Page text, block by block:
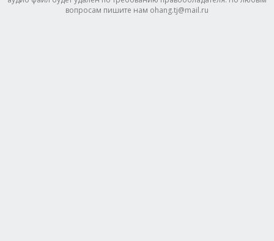
вопросам пишите нам ohang.tj@mail.ru